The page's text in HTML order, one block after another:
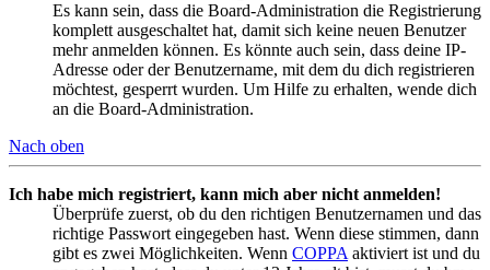
Es kann sein, dass die Board-Administration die Registrierung
komplett ausgeschaltet hat, damit sich keine neuen Benutzer
mehr anmelden können. Es könnte auch sein, dass deine IP-
Adresse oder der Benutzername, mit dem du dich registrieren
möchtest, gesperrt wurden. Um Hilfe zu erhalten, wende dich
an die Board-Administration.
Nach oben
Ich habe mich registriert, kann mich aber nicht anmelden!
Überprüfe zuerst, ob du den richtigen Benutzernamen und das
richtige Passwort eingegeben hast. Wenn diese stimmen, dann
gibt es zwei Möglichkeiten. Wenn COPPA aktiviert ist und du